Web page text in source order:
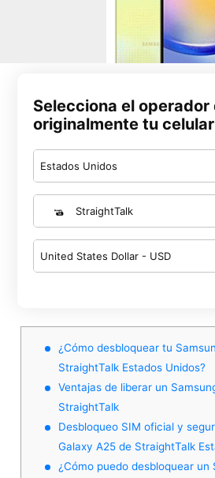
Selecciona el operador
originalmente tu celular
Estados Unidos
StraightTalk
United States Dollar - USD
¿Cómo desbloquear tu
StraightTalk Estados Unidos?
Ventajas de liberar un
StraightTalk
Desbloqueo SIM oficial y
Galaxy A25 de StraightTalk
¿Cómo puedo desbloquear un